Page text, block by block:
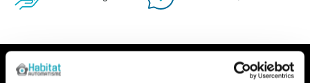
Notre newsletter